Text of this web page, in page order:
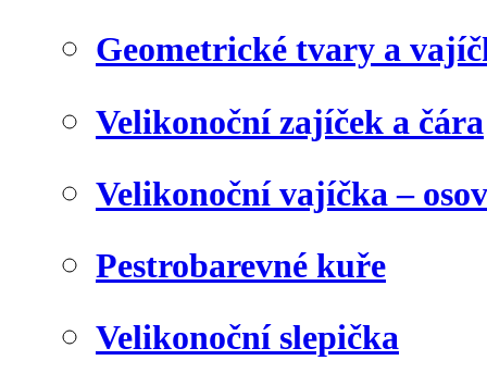
Geometrické tvary a
Velikonoční zajíček a čára
Velikonoční vajíčka –
Pestrobarevné kuře
Velikonoční slepička